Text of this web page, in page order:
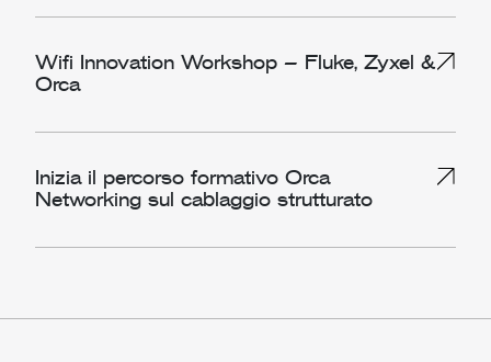
Wifi Innovation Workshop – Fluke, Zyxel &
Orca
Inizia il percorso formativo Orca
Networking sul cablaggio strutturato